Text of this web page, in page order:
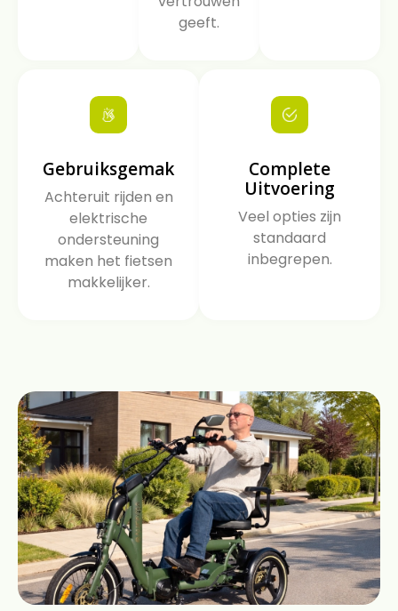
geeft.
Gebruiksgemak
Achteruit rijden en
elektrische
ondersteuning
maken het fietsen
makkelijker.
Complete
Uitvoering
Veel opties zijn
standaard
inbegrepen.